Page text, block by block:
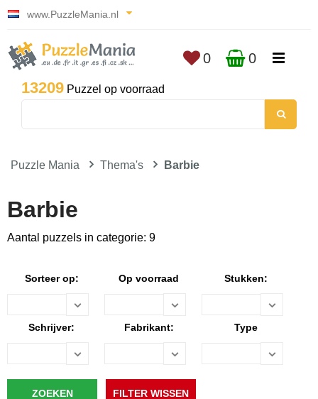
www.PuzzleMania.nl
13209 Puzzel op voorraad
0 0
Puzzle Mania Thema's Barbie
Barbie
Aantal puzzels in categorie: 9
Sorteer op: Op voorraad Stukken:
Schrijver: Fabrikant: Type